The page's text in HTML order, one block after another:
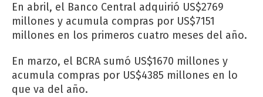
En abril, el Banco Central adquirió US$2769
millones y acumula compras por US$7151
millones en los primeros cuatro meses del año.
En marzo, el BCRA sumó US$1670 millones y
acumula compras por US$4385 millones en lo
que va del año.